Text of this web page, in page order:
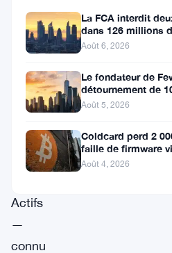
conformité
totale
avec
cadre
des
Marchés
Actifs
—
connu
La FCA interdit
dans 126 millions
retraite
Août 6, 2026
Le fondateur de
détournement de
l’immobilier
Août 5, 2026
Coldcard perd 2
faille de firmware
Août 4, 2026